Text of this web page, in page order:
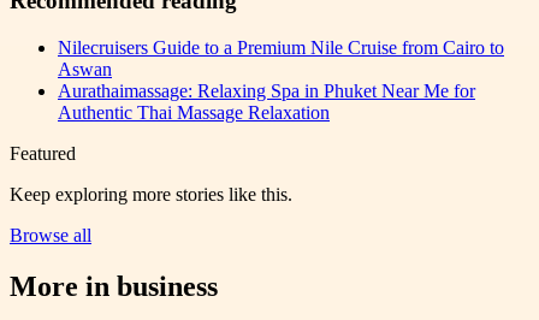
Nilecruisers Guide to a Premium Nile Cruise from Cairo to
Aswan
Aurathaimassage: Relaxing Spa in Phuket Near Me for
Authentic Thai Massage Relaxation
Featured
Keep exploring more stories like this.
Browse all
More in business